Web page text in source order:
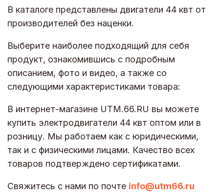
В каталоге представлены двигатели 44 квт от
производителей без наценки.
Выберите наиболее подходящий для себя
продукт, ознакомившись с подробным
описанием, фото и видео, а также со
следующими характеристиками товара:
В интернет-магазине UTM.66.RU вы можете
купить электродвигатели 44 квт оптом или в
розницу. Мы работаем как с юридическими,
так и с физическими лицами. Качество всех
товаров подтверждено сертификатами.
Свяжитесь с нами по почте info@utm66.ru